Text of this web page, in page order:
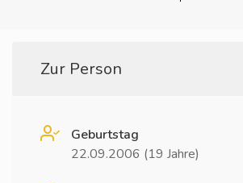
Zur Person
Geburtstag
22.09.2006 (19 Jahre)